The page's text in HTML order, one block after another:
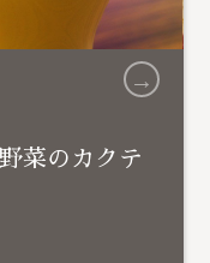
→
菜のカクテ